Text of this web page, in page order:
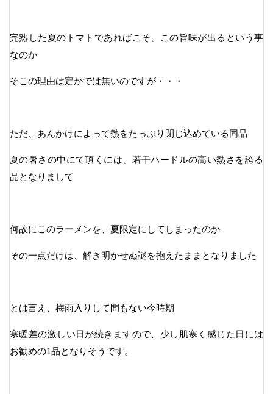
完熟した夏のトマトであればこそ、この旨味が出るという事
なのか
そこの理由は定かでは無いのですが・・・
ただ、あんかけによって熱をたっぷり閉じ込めている同品
夏の暑さの中にて頂くには、若干ハードルの高い熱さを誇る
品となりまして
何故にこのラーメンを、夏限定にしてしまったのか
その一点だけは、解き明かせぬ謎を抱えたままとなりました
とは言え、梅雨入りして間もない今時期
寒暖差の激しい日が続きますので、少し肌寒く感じた日には
お勧めの1品となりそうです。